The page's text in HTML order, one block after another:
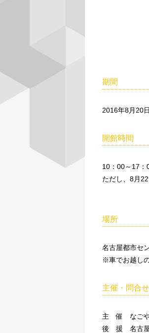
期間
2016年8月20
開館時間
10：00～17：
ただし、8月
場所
名古屋都市セ
※車でお越し
主催・問合せ
主 催 なごや
後 援 名古屋